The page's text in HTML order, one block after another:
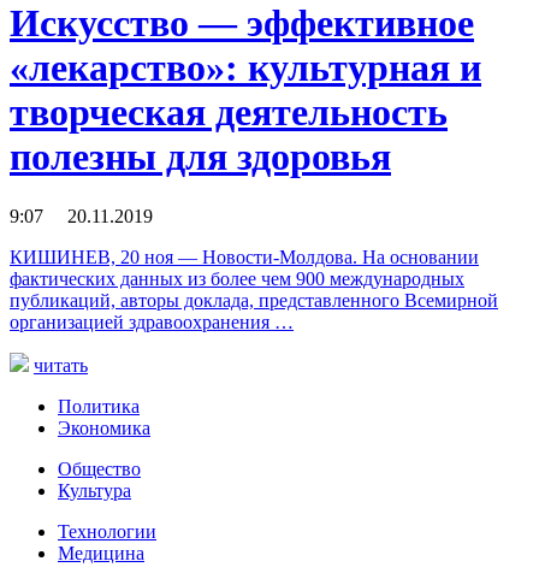
Искусство — эффективное
«лекарство»: культурная и
творческая деятельность
полезны для здоровья
9:07 20.11.2019
КИШИНЕВ, 20 ноя — Новости-Молдова. На основании
фактических данных из более чем 900 международных
публикаций, авторы доклада, представленного Всемирной
организацией здравоохранения …
читать
Политика
Экономика
Общество
Культура
Технологии
Медицина